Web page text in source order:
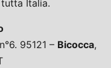
Italia.
95121 – Bicocca,